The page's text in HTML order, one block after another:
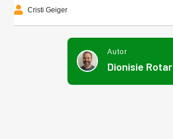
Cristi Geiger
Autor
Dionisie